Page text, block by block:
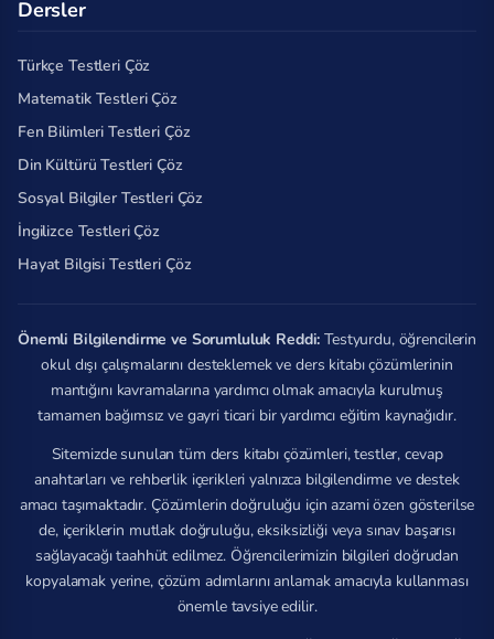
Dersler
Türkçe Testleri Çöz
Matematik Testleri Çöz
Fen Bilimleri Testleri Çöz
Din Kültürü Testleri Çöz
Sosyal Bilgiler Testleri Çöz
İngilizce Testleri Çöz
Hayat Bilgisi Testleri Çöz
Önemli Bilgilendirme ve Sorumluluk Reddi: Testyurdu, öğrencilerin
okul dışı çalışmalarını desteklemek ve ders kitabı çözümlerinin
mantığını kavramalarına yardımcı olmak amacıyla kurulmuş
tamamen bağımsız ve gayri ticari bir yardımcı eğitim kaynağıdır.
Sitemizde sunulan tüm ders kitabı çözümleri, testler, cevap
anahtarları ve rehberlik içerikleri yalnızca bilgilendirme ve destek
amacı taşımaktadır. Çözümlerin doğruluğu için azami özen gösterilse
de, içeriklerin mutlak doğruluğu, eksiksizliği veya sınav başarısı
sağlayacağı taahhüt edilmez. Öğrencilerimizin bilgileri doğrudan
kopyalamak yerine, çözüm adımlarını anlamak amacıyla kullanması
önemle tavsiye edilir.